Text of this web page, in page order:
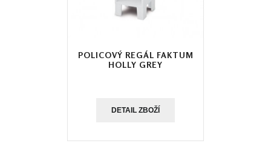
POLICOVÝ REGÁL FAKTUM
HOLLY GREY
DETAIL ZBOŽÍ